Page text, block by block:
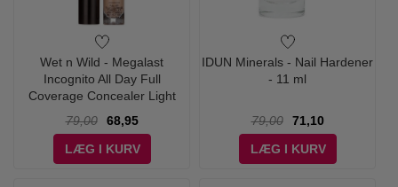
Wet n Wild - Megalast
Incognito All Day Full
Coverage Concealer Light
79,00
68,95
LÆG I KURV
IDUN Minerals - Nail Hardener
- 11 ml
79,00
71,10
LÆG I KURV